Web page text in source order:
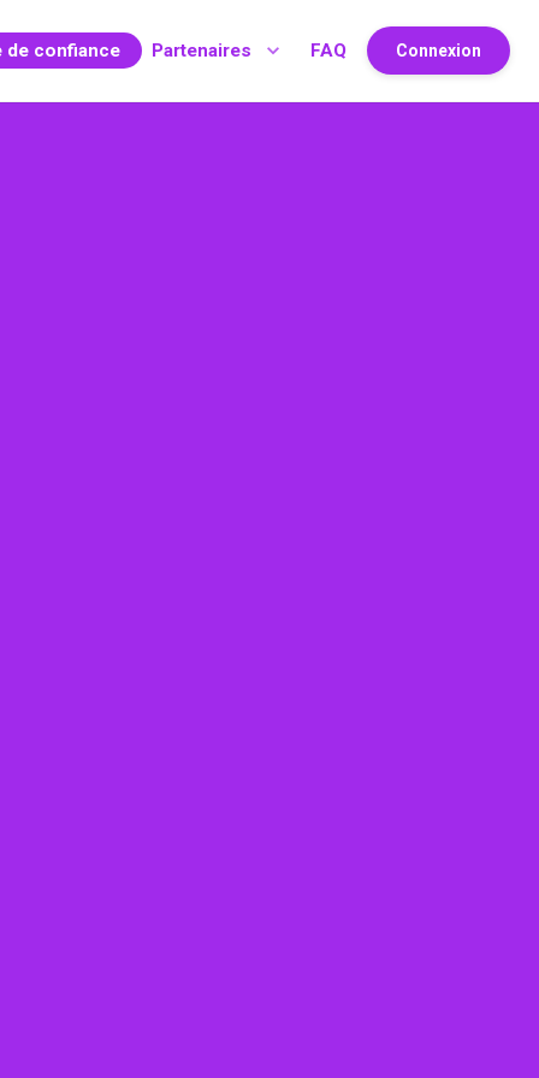
de confiance Partenaires FAQ Connexion